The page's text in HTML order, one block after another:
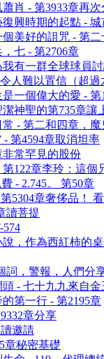
肖 - 第3933章再
興時期的起點 - 城
美好的詛咒 - 第二
七 - 第2706章
有一群全球球員
人難以置信（超
一個偉大的愛 - 第
神聖的第735章讓
- 第二和四章，魔
第4594章取消坦率
非常罕見的股份
第122章李玲：這
- 2.745。 第50章
5304章奢侈品！
讀菩提
，作為西紅柿的桌
詞，警報，人們分
- 七十九九來自金
第一行 - 第2195章
章分享
邀請
章秘密基礎